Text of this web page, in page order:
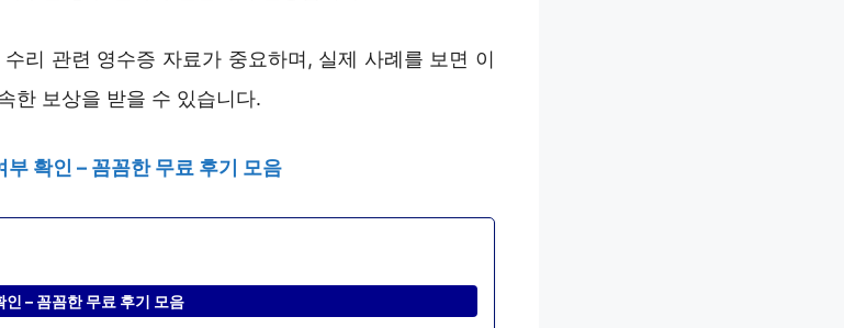
리 관련 영수증 자료가 중요하며, 실제 사례를 보면 이
한 보상을 받을 수 있습니다.
확인 – 꼼꼼한 무료 후기 모음
– 꼼꼼한 무료 후기 모음